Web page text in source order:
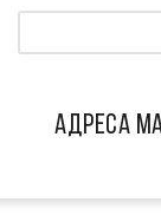
АДРЕСА